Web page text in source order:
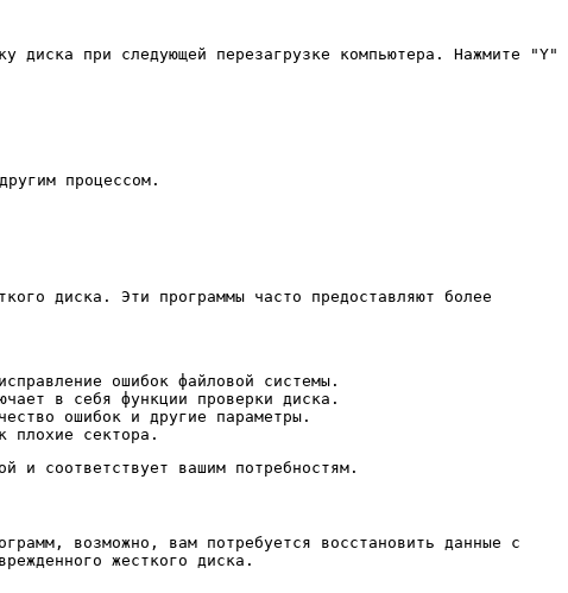
диска при следующей перезагрузке компьютера. Нажмите "Y"
процессом.
диска. Эти программы часто предоставляют более
ошибок файловой системы.
в себя функции проверки диска.
ошибок и другие параметры.
плохие сектора.
и соответствует вашим потребностям.
возможно, вам потребуется восстановить данные с
жесткого диска.